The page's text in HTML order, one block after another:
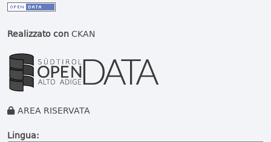
Realizzato conCKAN
AREA RISERVATA
Lingua